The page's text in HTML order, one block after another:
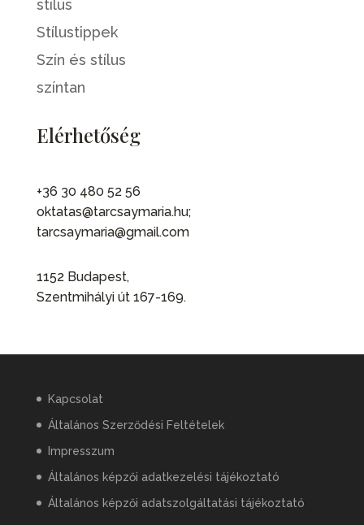
stílus
Stílustippek
Szín és stílus
színtan
Elérhetőség
+36 30 480 52 56
oktatas@tarcsaymaria.hu;
tarcsaymaria@gmail.com
1152 Budapest,
Szentmihályi út 167-169.
Kapcsolat
Általános Szerződési Feltételek
Impresszum
Általános képzői adatkezelési tájékoztató
Általános képzői adatszolgáltatási tájékoztató